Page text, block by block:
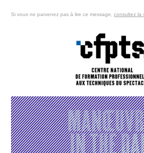
Si vous ne parvenez pasà lire ce message,consultez la